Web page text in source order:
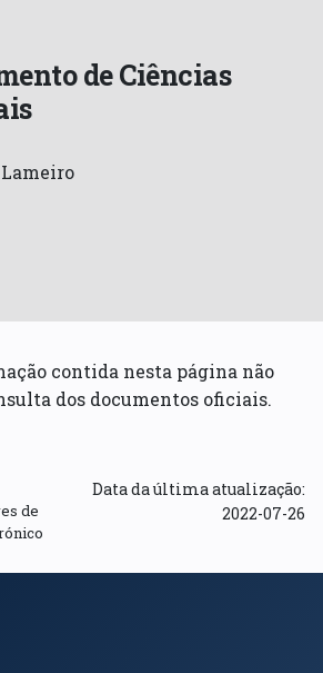
de Ciências
Lameiro
contida nesta página não
dos documentos oficiais.
de
Data da última atualização:
2022-07-26